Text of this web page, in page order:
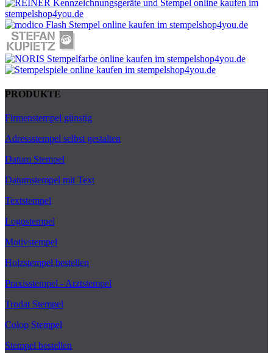
PRODUKTE
Firmenstempel günstig
Adressstempel selbst gestalten
Datum Stempel
Datumstempel mit Text
Textstempel
Logostempel
Motivstempel
Holzstempel bestellen
Praxisstempel - Arztstempel
Trodat Stempel
Colop Stempel
Stempel bestellen